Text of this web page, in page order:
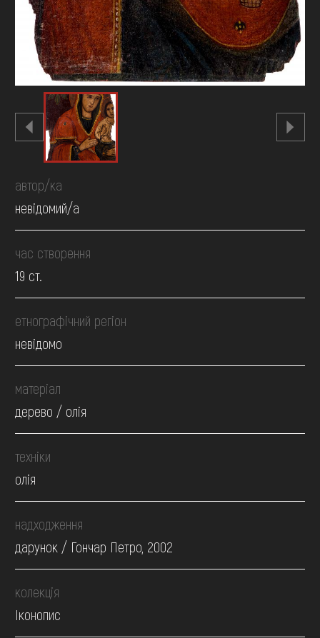
автор/ка
невідомий/а
час створення
19 ст.
етнографічний регіон
невідомо
матеріал
дерево / олія
техніки
олія
надходження
дарунок / Гончар Петро, 2002
колекція
Іконопис